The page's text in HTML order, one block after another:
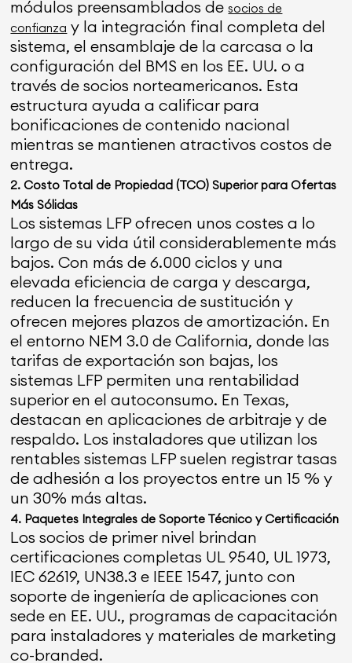
módulos preensamblados desocios de
confianza y la integración final completa del
sistema, el ensamblaje de la carcasa o la
configuración del BMS en los EE. UU. o a
través de socios norteamericanos. Esta
estructura ayuda a calificar para
bonificaciones de contenido nacional
mientras se mantienen atractivos costos de
entrega.
2. Costo Total de Propiedad (TCO) Superior para Ofertas
Más Sólidas
Los sistemas LFP ofrecen unos costes a lo
largo de su vida útil considerablemente más
bajos. Con más de 6.000 ciclos y una
elevada eficiencia de carga y descarga,
reducen la frecuencia de sustitución y
ofrecen mejores plazos de amortización. En
el entorno NEM 3.0 de California, donde las
tarifas de exportación son bajas, los
sistemas LFP permiten una rentabilidad
superior en el autoconsumo. En Texas,
destacan en aplicaciones de arbitraje y de
respaldo. Los instaladores que utilizan los
rentables sistemas LFP suelen registrar tasas
de adhesión a los proyectos entre un 15 % y
un 30% más altas.
4. Paquetes Integrales de Soporte Técnico y Certificación
Los socios de primer nivel brindan
certificaciones completas UL 9540, UL 1973,
IEC 62619, UN38.3 e IEEE 1547, junto con
soporte de ingeniería de aplicaciones con
sede en EE. UU., programas de capacitación
para instaladores y materiales de marketing
co-branded.